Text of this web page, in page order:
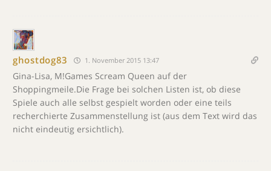
ghostdog83 1. November 2015 13:47
Gina-Lisa, M!Games Scream Queen auf der
Shoppingmeile.Die Frage bei solchen Listen ist, ob diese
Spiele auch alle selbst gespielt worden oder eine teils
recherchierte Zusammenstellung ist (aus dem Text wird das
nicht eindeutig ersichtlich).